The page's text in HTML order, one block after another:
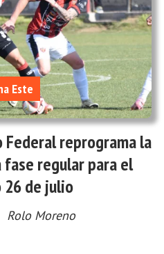
Federal reprograma la
regular para el
26 de julio
Rolo Moreno
Este